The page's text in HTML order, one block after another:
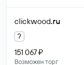
clickwood.ru
?
151 067 ₽
Возможен торг